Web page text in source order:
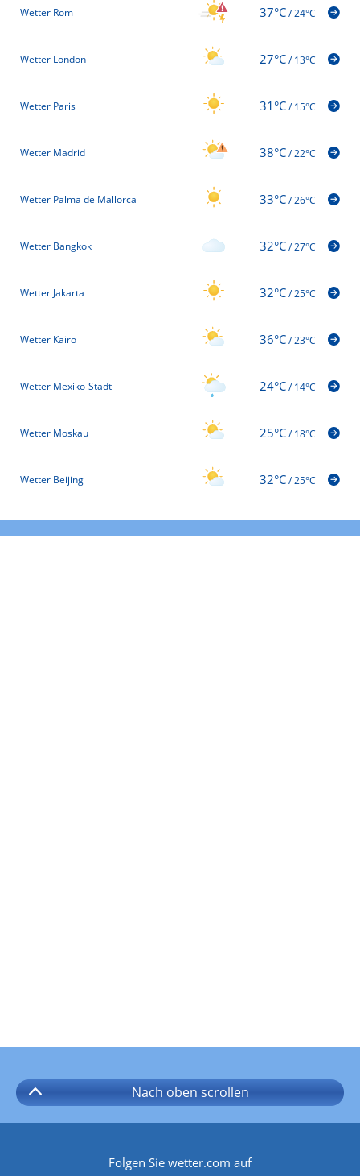
Wetter Rom 37°C/24°C
Wetter London 27°C/13°C
Wetter Paris 31°C/15°C
Wetter Madrid 38°C/22°C
Wetter Palma de Mallorca 33°C/26°C
Wetter Bangkok 32°C/27°C
Wetter Jakarta 32°C/25°C
Wetter Kairo 36°C/23°C
Wetter Mexiko-Stadt 24°C/14°C
Wetter Moskau 25°C/18°C
Wetter Beijing 32°C/25°C
Nach oben scrollen
Folgen Sie wetter.com auf